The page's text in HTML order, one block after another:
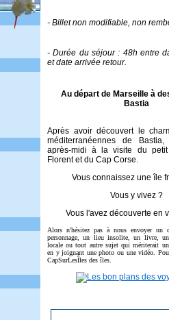
- Billet non modifiable, non
- Durée du séjour : 48h entre
et date arrivée retour.
Au départ de Marseille à
Bastia
Après avoir découvert le
méditerranéennes de
après-midi à la visite du
Florent et du Cap Corse.
Vous connaissez une île
Vous y vivez ?
Vous l'avez découverte en
Alors n'hésitez pas à nous envoyer un
personnage, un lieu insolite, un livre,
locale ou tout autre sujet qui mériterait
en y joignant une photo ou une vidéo.
CapSurLesÎles des îles.